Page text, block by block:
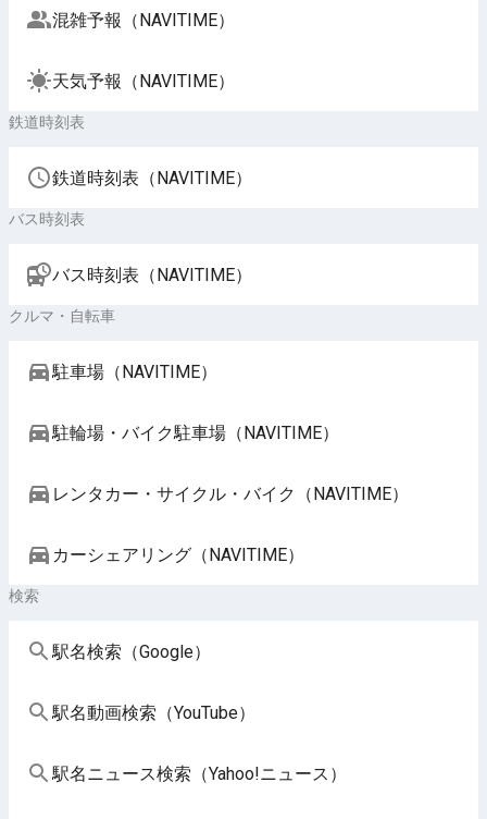
混雑予報（NAVITIME）
天気予報（NAVITIME）
鉄道時刻表
鉄道時刻表（NAVITIME）
バス時刻表
バス時刻表（NAVITIME）
クルマ・自転車
駐車場（NAVITIME）
駐輪場・バイク駐車場（NAVITIME）
レンタカー・サイクル・バイク（NAVITIME）
カーシェアリング（NAVITIME）
検索
駅名検索（Google）
駅名動画検索（YouTube）
駅名ニュース検索（Yahoo!ニュース）